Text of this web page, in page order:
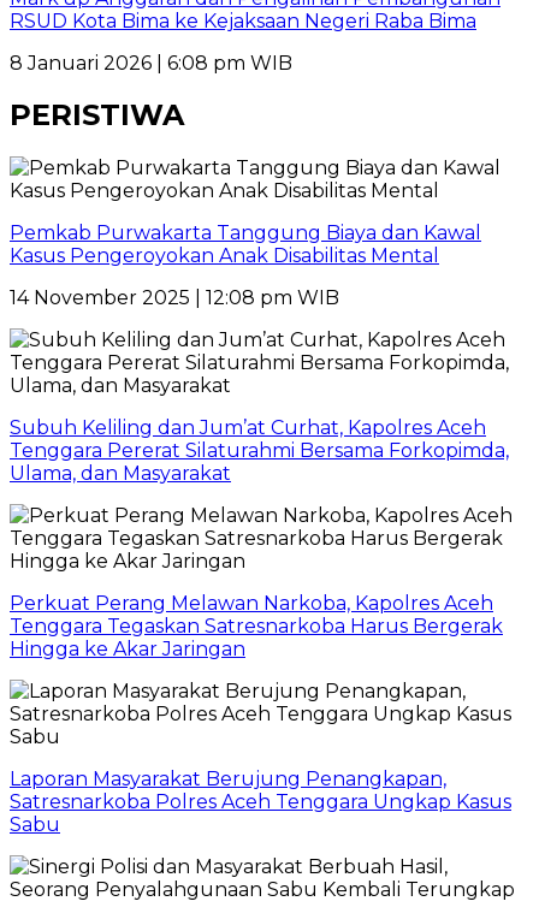
RSUD Kota Bima ke Kejaksaan Negeri Raba Bima
8 Januari 2026 | 6:08 pm WIB
PERISTIWA
Pemkab Purwakarta Tanggung Biaya dan Kawal
Kasus Pengeroyokan Anak Disabilitas Mental
14 November 2025 | 12:08 pm WIB
Subuh Keliling dan Jum’at Curhat, Kapolres Aceh
Tenggara Pererat Silaturahmi Bersama Forkopimda,
Ulama, dan Masyarakat
Perkuat Perang Melawan Narkoba, Kapolres Aceh
Tenggara Tegaskan Satresnarkoba Harus Bergerak
Hingga ke Akar Jaringan
Laporan Masyarakat Berujung Penangkapan,
Satresnarkoba Polres Aceh Tenggara Ungkap Kasus
Sabu